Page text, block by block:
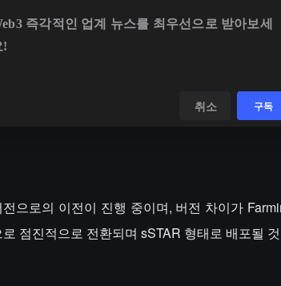
으로의 이전이 진행 중이며, 버전 차이가
점진적으로 전환되며 sSTAR 형태로 배포될
즉각적인 업계 뉴스를 최우선으로 받아보세
!
취소 구독